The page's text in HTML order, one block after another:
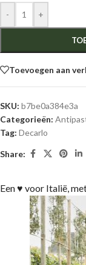
- +
Toevoegen aan
SKU: b7be0a384e3a
Categorieën:
Tag: Decarlo
Share:
Een ♥ voor Italië,